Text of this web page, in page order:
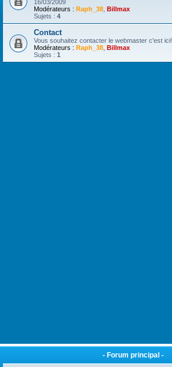
16/03/2009
Modérateurs : Raph_38 Billmax
Sujets : 4
Contact
Vous souhaitez contacter le webmaster c'est ici!
Modérateurs : Raph_38 Billmax
Sujets : 1
- Forum principal -